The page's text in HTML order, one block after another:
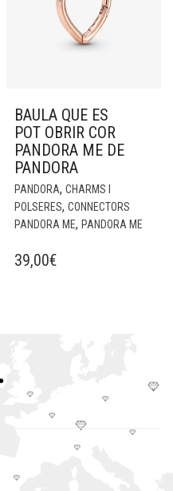
BAULA QUE ES
POT OBRIR COR
PANDORA ME DE
PANDORA
PANDORA, CHARMS I
POLSERES, CONNECTORS
PANDORA ME, PANDORA ME
39,00€